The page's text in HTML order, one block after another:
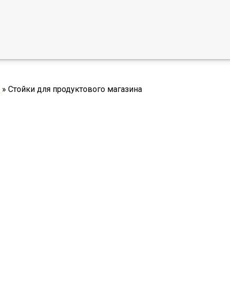
» Стойки для продуктового магазина